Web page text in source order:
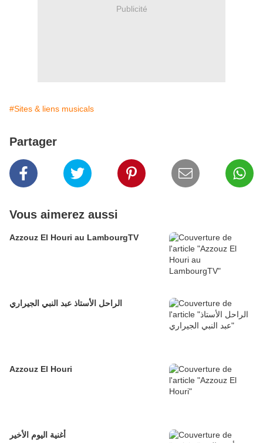
Publicité
#Sites & liens musicals
Partager
Vous aimerez aussi
Azzouz El Houri au LambourgTV
الراحل الأستاذ عبد النبي الجيراري
Azzouz El Houri
أغنية اليوم الأخير